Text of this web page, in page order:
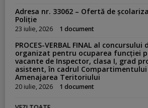
Adresa nr. 33062 – Ofertă de
Poliție
23 iulie, 2026 1 document
PROCES-VERBAL FINAL al
organizat pentru ocuparea funcției
vacante de Inspector, clasa I, grad
asistent, în cadrul Compartimentului
Amenajarea Teritoriului
20 iulie, 2026 1 document